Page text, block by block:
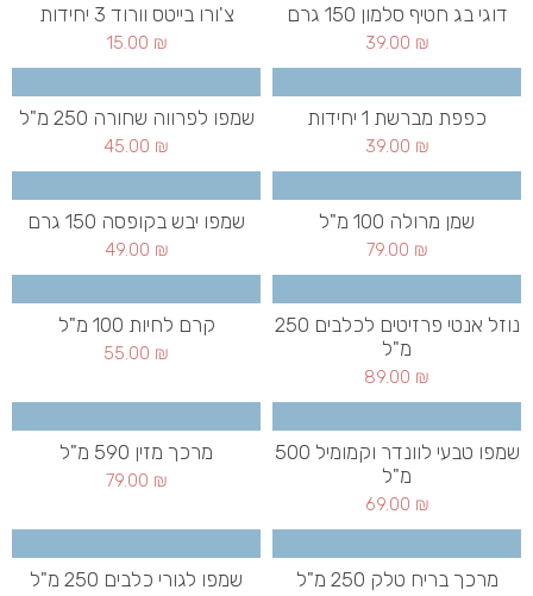
דוגי בג חטיף סלמון 150 גרם
39.00 ₪
צ'ורו בייטס וורוד 3 יחידות
15.00 ₪
כפפת מברשת 1 יחידות
39.00 ₪
שמפו לפרווה שחורה 250 מ"ל
45.00 ₪
שמן מרולה 100 מ"ל
79.00 ₪
שמפו יבש בקופסה 150 גרם
49.00 ₪
נוזל אנטי פרזיטים לכלבים 250
מ"ל
89.00 ₪
קרם לחיות 100 מ"ל
55.00 ₪
שמפו טבעי לוונדר וקמומיל 500
מ"ל
69.00 ₪
מרכך מזין 590 מ"ל
79.00 ₪
מרכך בריח טלק 250 מ"ל שמפו לגורי כלבים 250 מ"ל